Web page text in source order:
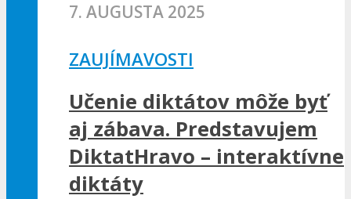
7. AUGUSTA 2025
ZAUJÍMAVOSTI
Učenie diktátov môže byť
aj zábava. Predstavujem
DiktatHravo – interaktívne
diktáty